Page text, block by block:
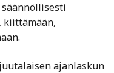
kiittämään,
ajanlaskun